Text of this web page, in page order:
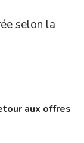
selon la
aux offres